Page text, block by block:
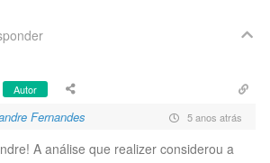
Autor
Fernandes 5 anos atrás
A análise que realizer considerou a